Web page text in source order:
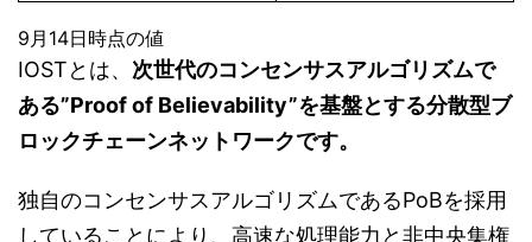
9月14日時点の値
IOSTとは、 次世代のコンセンサスアルゴリズムで
ある”Proof of Believability”を基盤とする分散型ブ
ロックチェーンネットワークです。
独自のコンセンサスアルゴリズムであるPoBを採用
していることにより、高速な処理能力と非中央集権